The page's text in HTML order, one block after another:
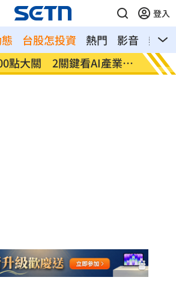
登入
台股怎投資 熱門 影音
熱搜
點大關 2關鍵看AI產業發
他見
歲